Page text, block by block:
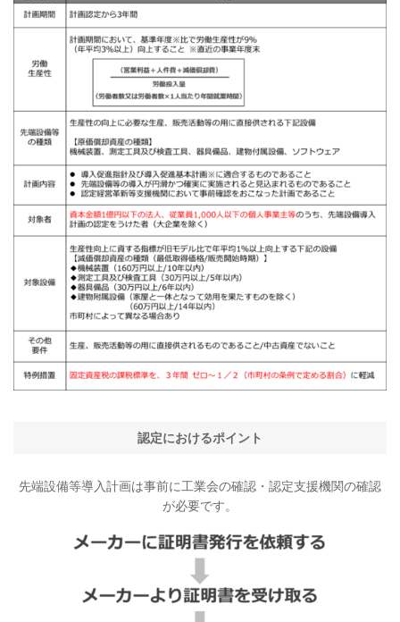
認定におけるポイント
先端設備等導入計画は事前に工業会の確認・認定支援機関の確認
が必要です。